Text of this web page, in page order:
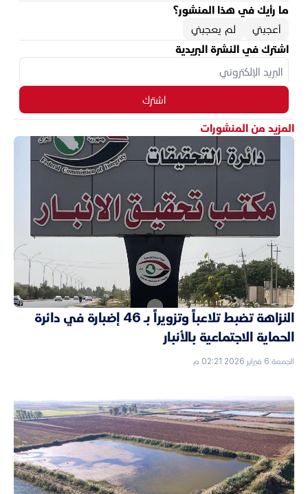
ما رأيك في هذا المنشور؟
أعجبني
لم يعجبني
اشترك في النشرة البريدية
اشترك
المزيد من المنشورات
النزاهة تضبط تلاعباً وتزويراً بـ 46 إضبارة في دائرة
الحماية الاجتماعية بالأنبار
الجمعة 6 فبراير 2026 02:21 م